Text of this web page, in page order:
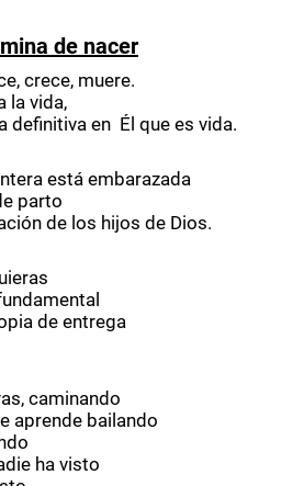
de nacer
crece, muere.
la vida,
definitiva en Él que es vida.
está embarazada
parto
de los hijos de Dios.
de entrega
caminando
aprende bailando
ha visto